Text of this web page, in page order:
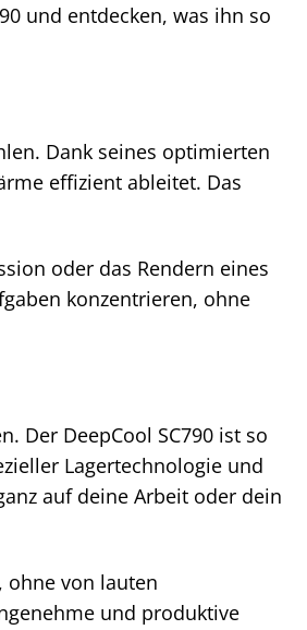
und entdecken, was ihn so
Dank seines optimierten
effizient ableitet. Das
oder das Rendern eines
konzentrieren, ohne
Der DeepCool SC790 ist so
Lagertechnologie und
auf deine Arbeit oder dein
ohne von lauten
und produktive